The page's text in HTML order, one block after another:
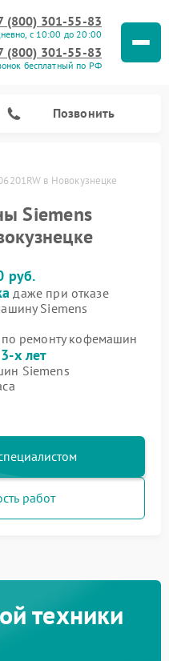
(800) 301-55-83
с 10:00 до 20:00
(800) 301-55-83
бесплатный по РФ
Позвонить
в Новокузнецке
Siemens
руб.
даже при отказе
Siemens
ремонту кофемашин
х лет
Siemens
работ
техники